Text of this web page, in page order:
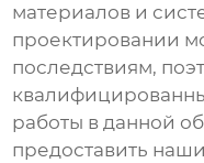
материалов и
проектировании
последствиям,
работы в данной
предоставить